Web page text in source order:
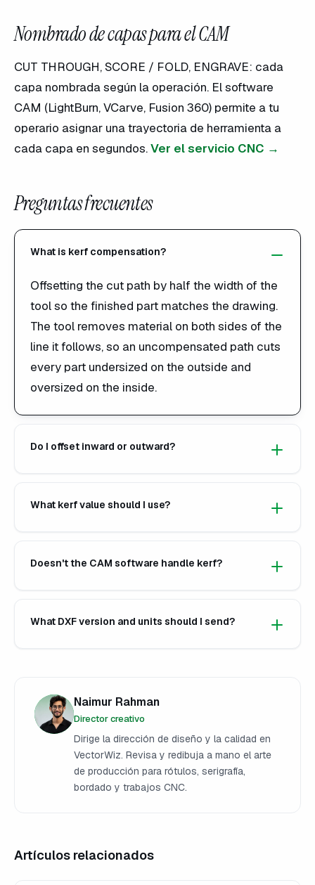
Nombrado de capas para el CAM
CUT THROUGH, SCORE / FOLD, ENGRAVE: cada
capa nombrada según la operación. El software
CAM (LightBurn, VCarve, Fusion 360) permite a tu
operario asignar una trayectoria de herramienta a
cada capa en segundos.Ver el servicio CNC →
Preguntas frecuentes
What is kerf compensation?
Offsetting the cut path by half the width of the
tool so the finished part matches the drawing.
The tool removes material on both sides of the
line it follows, so an uncompensated path cuts
every part undersized on the outside and
oversized on the inside.
Do I offset inward or outward?
What kerf value should I use?
Doesn't the CAM software handle kerf?
What DXF version and units should I send?
Naimur Rahman
Director creativo
Dirige la dirección de diseño y la calidad en
VectorWiz. Revisa y redibuja a mano el arte
de producción para rótulos, serigrafía,
bordado y trabajos CNC.
Artículos relacionados